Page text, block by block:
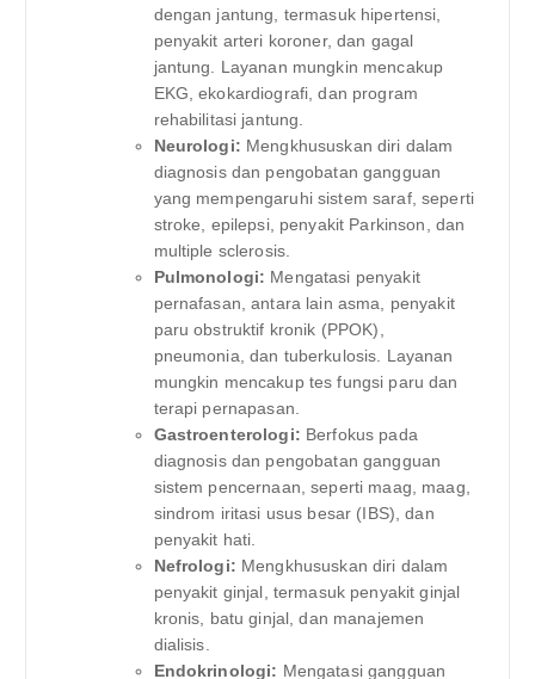
dengan jantung, termasuk hipertensi,
penyakit arteri koroner, dan gagal
jantung. Layanan mungkin mencakup
EKG, ekokardiografi, dan program
rehabilitasi jantung.
Neurologi: Mengkhususkan diri dalam
diagnosis dan pengobatan gangguan
yang mempengaruhi sistem saraf, seperti
stroke, epilepsi, penyakit Parkinson, dan
multiple sclerosis.
Pulmonologi: Mengatasi penyakit
pernafasan, antara lain asma, penyakit
paru obstruktif kronik (PPOK),
pneumonia, dan tuberkulosis. Layanan
mungkin mencakup tes fungsi paru dan
terapi pernapasan.
Gastroenterologi: Berfokus pada
diagnosis dan pengobatan gangguan
sistem pencernaan, seperti maag, maag,
sindrom iritasi usus besar (IBS), dan
penyakit hati.
Nefrologi: Mengkhususkan diri dalam
penyakit ginjal, termasuk penyakit ginjal
kronis, batu ginjal, dan manajemen
dialisis.
Endokrinologi: Mengatasi gangguan